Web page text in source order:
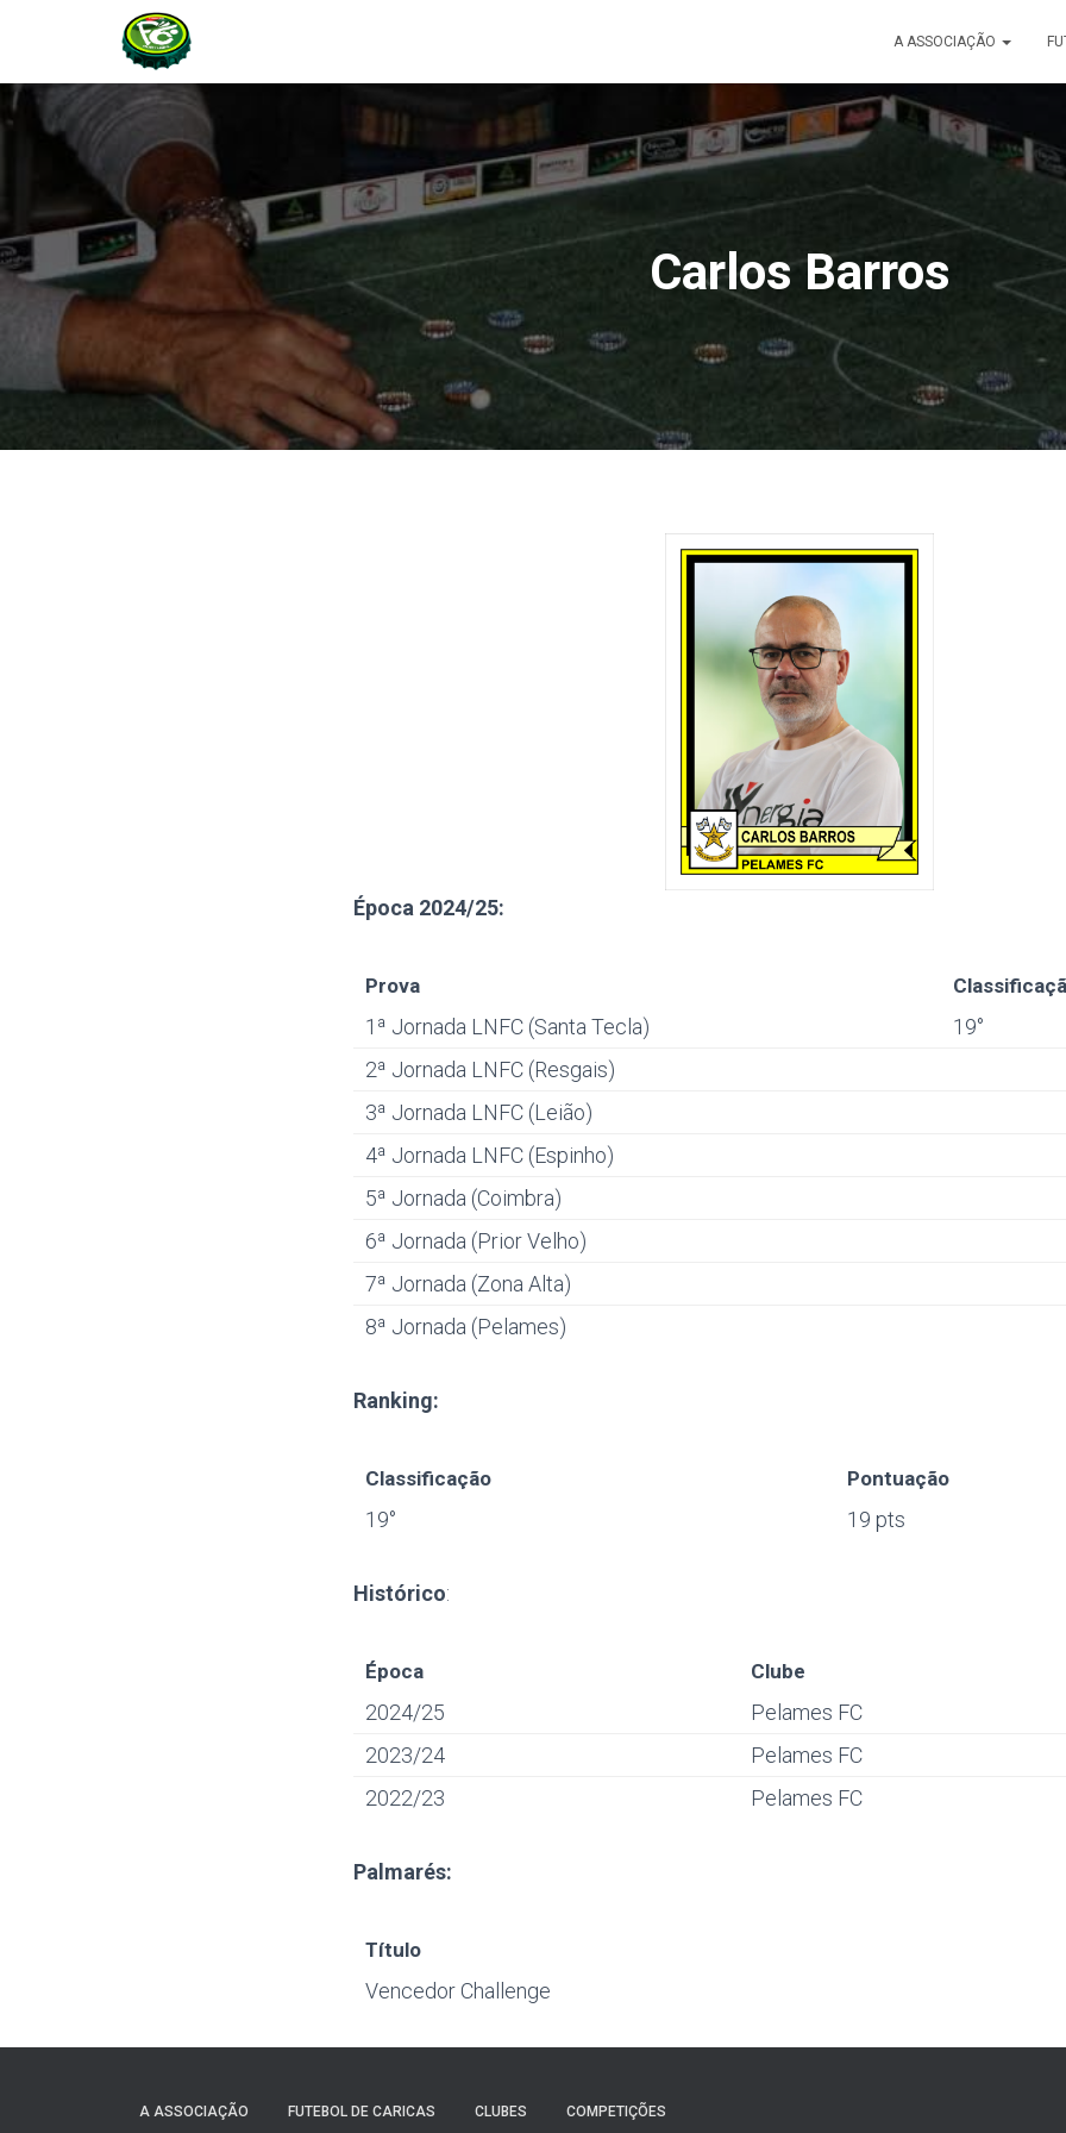
A ASSOCIAÇÃO
Carlos Barros
Época 2024/25:
Prova
1ª Jornada LNFC (Santa Tecla)
19°
2ª Jornada LNFC (Resgais)
3ª Jornada LNFC (Leião)
4ª Jornada LNFC (Espinho)
5ª Jornada (Coimbra)
6ª Jornada (Prior Velho)
7ª Jornada (Zona Alta)
8ª Jornada (Pelames)
Ranking:
Classificação Pontuação
19° 19 pts
Histórico:
Época Clube
2024/25
Pelames FC
2023/24
Pelames FC
2022/23
Pelames FC
Palmarés:
Título
Vencedor Challenge
A ASSOCIAÇÃO FUTEBOL DE CARICAS CLUBES COMPETIÇÕES